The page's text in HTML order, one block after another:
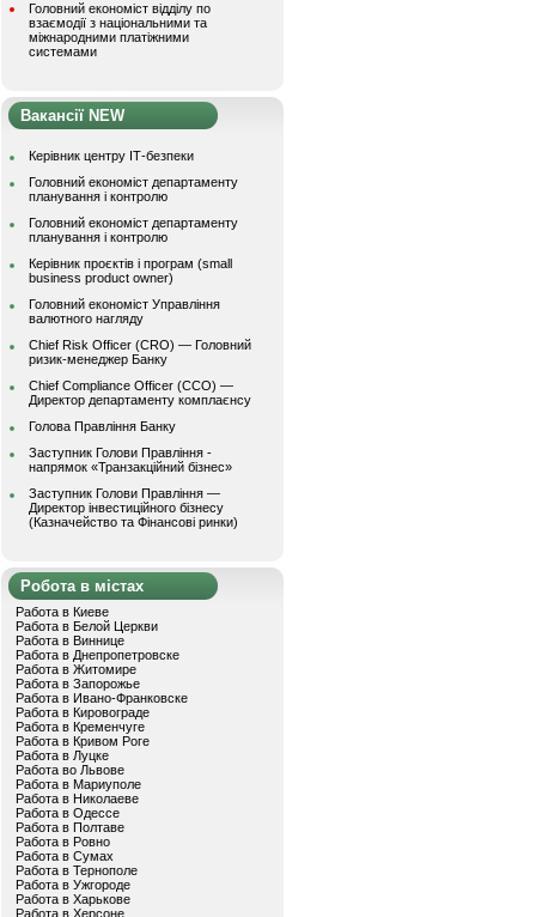
Головний економіст відділу по
взаємодії з національними та
міжнародними платіжними
системами
Вакансії NEW
Керівник центру ІТ-безпеки
Головний економіст департаменту
планування і контролю
Головний економіст департаменту
планування і контролю
Керівник проєктів і програм (small
business product owner)
Головний економіст Управління
валютного нагляду
Chief Risk Officer (CRO) — Головний
ризик-менеджер Банку
Chief Compliance Officer (CCO) —
Директор департаменту комплаєнсу
Голова Правління Банку
Заступник Голови Правління -
напрямок «Транзакційний бізнес»
Заступник Голови Правління —
Директор інвестиційного бізнесу
(Казначейство та Фінансові ринки)
Робота в містах
Работа в Киеве
Работа в Белой Церкви
Работа в Виннице
Работа в Днепропетровске
Работа в Житомире
Работа в Запорожье
Работа в Ивано-Франковске
Работа в Кировограде
Работа в Кременчуге
Работа в Кривом Роге
Работа в Луцке
Работа во Львове
Работа в Мариуполе
Работа в Николаеве
Работа в Одессе
Работа в Полтаве
Работа в Ровно
Работа в Сумах
Работа в Тернополе
Работа в Ужгороде
Работа в Харькове
Работа в Херсоне